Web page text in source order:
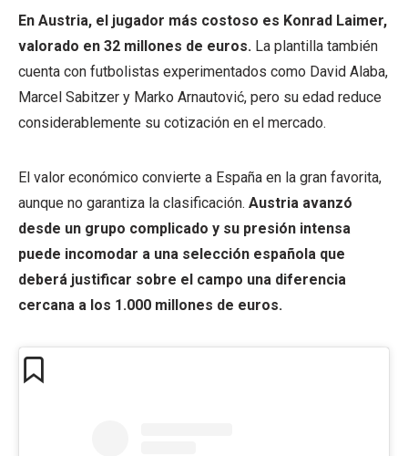
En Austria, el jugador más costoso es Konrad Laimer,
valorado en 32 millones de euros. La plantilla también
cuenta con futbolistas experimentados como David Alaba,
Marcel Sabitzer y Marko Arnautović, pero su edad reduce
considerablemente su cotización en el mercado.
El valor económico convierte a España en la gran favorita,
aunque no garantiza la clasificación. Austria avanzó
desde un grupo complicado y su presión intensa
puede incomodar a una selección española que
deberá justificar sobre el campo una diferencia
cercana a los 1.000 millones de euros.